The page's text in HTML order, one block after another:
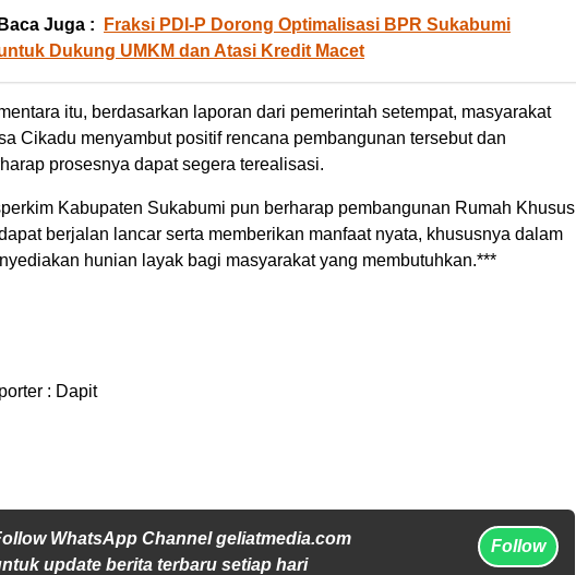
Baca Juga :
Fraksi PDI-P Dorong Optimalisasi BPR Sukabumi
Dukung UMKM dan Atasi Kredit Macet
itu, berdasarkan laporan dari pemerintah setempat, masyarakat
Cikadu menyambut positif rencana pembangunan tersebut dan
prosesnya dapat segera terealisasi.
Kabupaten Sukabumi pun berharap pembangunan Rumah Khusus
berjalan lancar serta memberikan manfaat nyata, khususnya dalam
hunian layak bagi masyarakat yang membutuhkan.***
: Dapit
WhatsApp Channel geliatmedia.com
update berita terbaru setiap hari
Follow